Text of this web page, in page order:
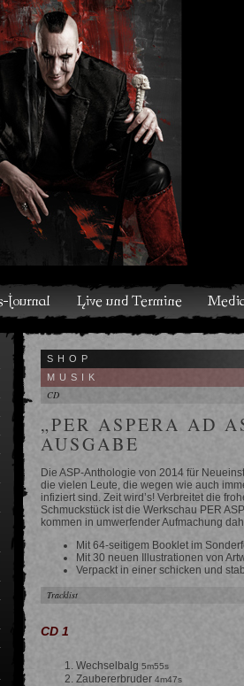
Media Shop Band
SHOP
MUSIK
CD
„PER ASPERA AD
AUSGABE
Die ASP-Anthologie von 2014 für
die vielen Leute, die wegen wie auch
infiziert sind. Zeit wird’s! Verbreitet die
Schmuckstück ist die Werkschau PER
kommen in umwerfender Aufmachung
Mit 64-seitigem Booklet im
Mit 30 neuen Illustrationen von
Verpackt in einer schicken und
Tracklist
CD 1
Wechselbalg 5m55s
Zaubererbruder 4m47s